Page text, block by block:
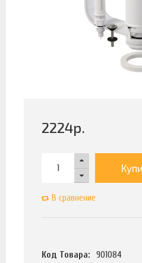
2224р.
В сравнение
Код Товара:
901084